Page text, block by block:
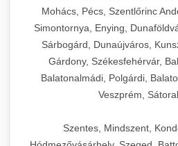
Mohács, Pécs, Szentlőrinc
Simontornya, Enying,
Sárbogárd, Dunaújváros,
Gárdony, Székesfehérvár,
Balatonalmádi, Polgárdi,
Veszprém,
Szentes, Mindszent,